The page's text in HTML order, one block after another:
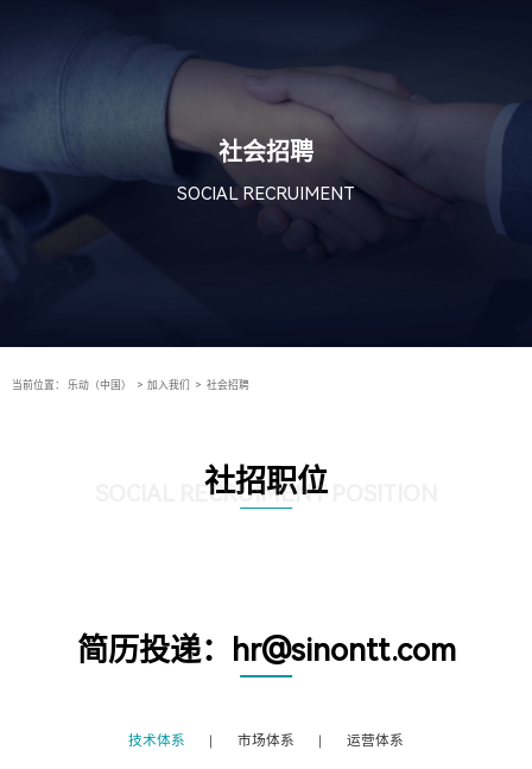
社会招聘
SOCIAL RECRUIMENT
当前位置： 乐动（中国） > 加入我们 > 社会招聘
社招职位
SOCIAL RECRUIMENT POSITION
简历投递：hr@sinontt.com
技术体系 市场体系 运营体系